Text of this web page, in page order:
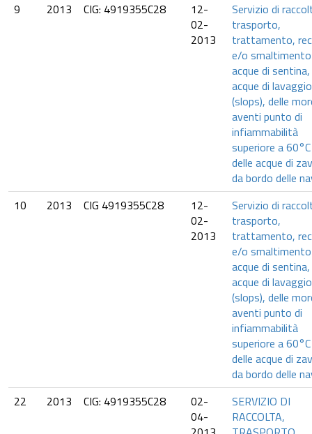
9
2013 CIG: 4919355C28
12-
02-
2013
Servizio di
trasporto,
trattamento,
e/o
acque di
acque di lavaggio
(slops), delle
aventi punto di
infiammabilità
superiore a
delle acque di
da bordo delle
10
2013 CIG 4919355C28
12-
02-
2013
Servizio di
trasporto,
trattamento,
e/o
acque di
acque di lavaggio
(slops), delle
aventi punto di
infiammabilità
superiore a
delle acque di
da bordo delle
22
2013 CIG: 4919355C28
02-
04-
SERVIZIO DI
RACCOLTA,